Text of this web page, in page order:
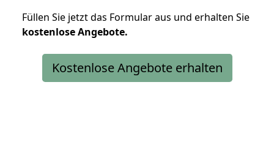
Füllen Sie jetzt das Formular aus und erhalten Sie
kostenloseAngebote.
Kostenlose Angebote erhalten